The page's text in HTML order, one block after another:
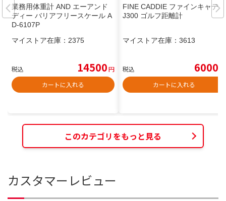
業務用体重計 AND エーアンド
ディー バリアフリースケール A
D-6107P
マイストア在庫： 2375
税込 14500円
カートに入れる
FINE CADDIE ファインキャディ
J300 ゴルフ距離計
マイストア在庫： 3613
税込 6000
カートに入れる
このカテゴリをもっと見る
カスタマーレビュー